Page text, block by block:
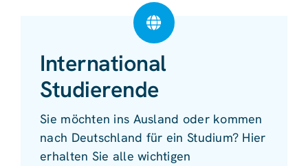
International
Studierende
Sie möchten ins Ausland oder kommen
nach Deutschland für ein Studium? Hier
erhalten Sie alle wichtigen